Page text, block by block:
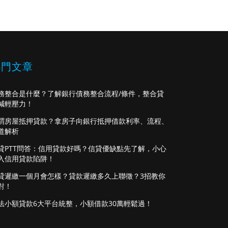
文章
整合是什麼？了解銀行債務整合流程/條件，整合貸
輕壓力！
房屋抵押貸款？拿房子向銀行抵押借款利率、流程、
解析
PTT問答：信用貸款好嗎？信貸優缺點先了解，小心
信用貸款陷阱！
遲繳一個月會怎樣？貸款遲繳多久上聯徵？3招教你
！
小額貸款6大平台統整，小額借款30萬輕鬆過！